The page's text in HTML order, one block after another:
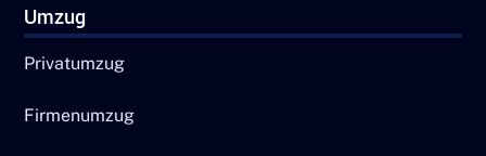
Umzug
Privatumzug
Firmenumzug